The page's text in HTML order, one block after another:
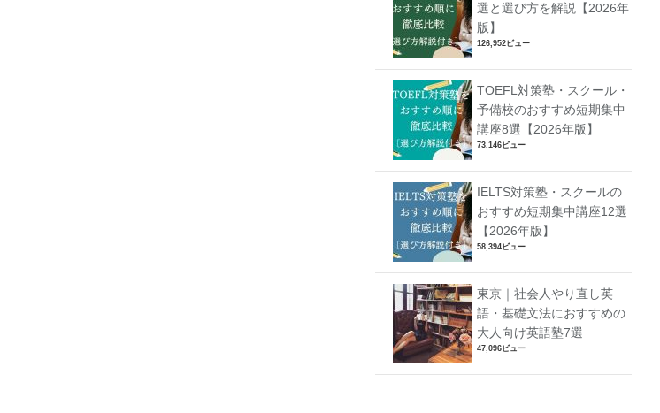
選と選び方を解説【2026年
版】
126,952ビュー
TOEFL対策塾・スクール・
予備校のおすすめ短期集中
講座8選【2026年版】
73,146ビュー
IELTS対策塾・スクールの
おすすめ短期集中講座12選
【2026年版】
58,394ビュー
東京｜社会人やり直し英
語・基礎文法におすすめの
大人向け英語塾7選
47,096ビュー